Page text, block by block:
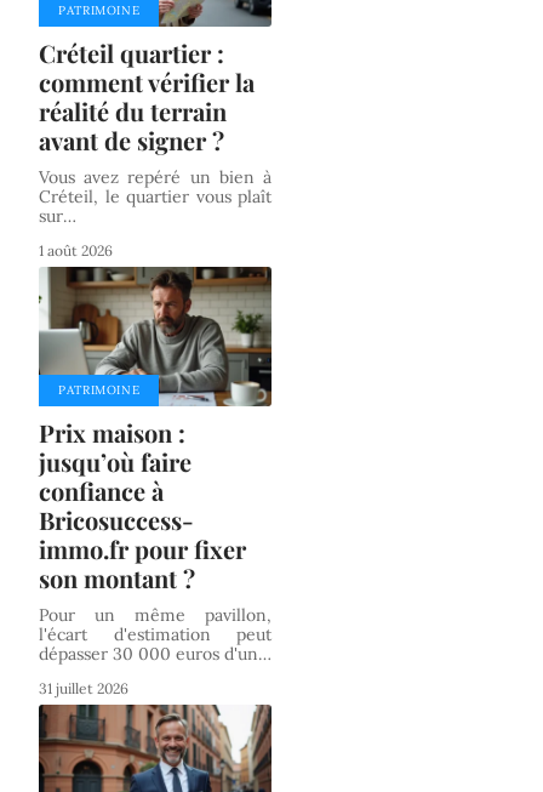
PATRIMOINE
Créteil quartier :
comment vérifier la
réalité du terrain
avant de signer ?
Vous avez repéré un bien à
Créteil, le quartier vous plaît
sur…
1 août 2026
PATRIMOINE
Prix maison :
jusqu’où faire
confiance à
Bricosuccess-
immo.fr pour fixer
son montant ?
Pour un même pavillon,
l'écart d'estimation peut
dépasser 30 000 euros d'un…
31 juillet 2026